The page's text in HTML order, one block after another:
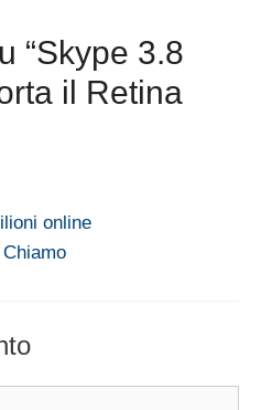
“Skype 3.8
il Retina
online